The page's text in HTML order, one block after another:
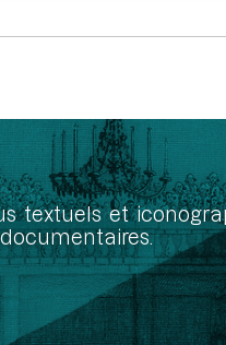
textuels et